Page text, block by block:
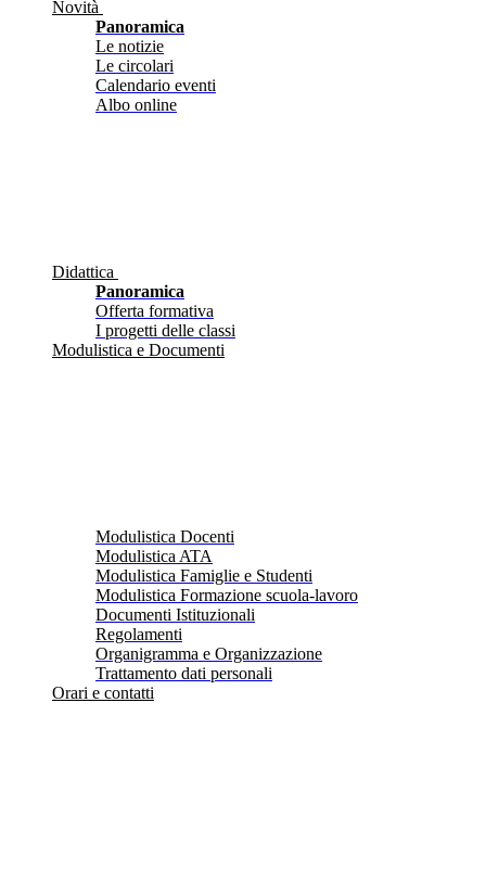
Novità
Panoramica
Le notizie
Le circolari
Calendario eventi
Albo online
Didattica
Panoramica
Offerta formativa
I progetti delle classi
Modulistica e Documenti
Modulistica Docenti
Modulistica ATA
Modulistica Famiglie e Studenti
Modulistica Formazione scuola-lavoro
Documenti Istituzionali
Regolamenti
Organigramma e Organizzazione
Trattamento dati personali
Orari e contatti